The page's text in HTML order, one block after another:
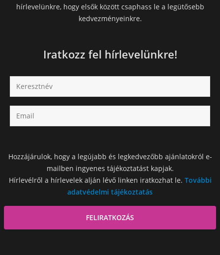
hírlevelünkre, hogy elsők között csaphass le a legütősebb
kedvezményeinkre.
Iratkozz fel hírlevelünkre!
Hozzájárulok, hogy a legújabb és legkedvezőbb ajánlatokról e-
mailben ingyenes tájékoztatást kapjak.
Hírlevélről a hírlevelek alján lévő linken iratkozhat le. További
adatvédelmi tájékoztatás